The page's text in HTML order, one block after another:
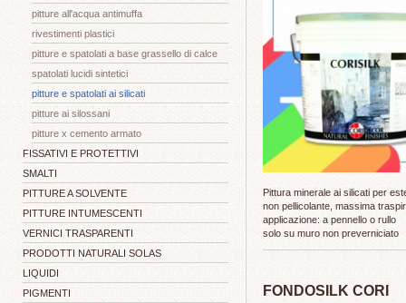
pitture all'acqua antimuffa
rivestimenti plastici
pitture e spatolati a base grassello di calce
spatolati lucidi sintetici
pitture e spatolati ai silicati
pitture ai silossani
pitture x cemento armato
FISSATIVI E PROTETTIVI
SMALTI
PITTURE A SOLVENTE
PITTURE INTUMESCENTI
VERNICI TRASPARENTI
PRODOTTI NATURALI SOLAS
LIQUIDI
PIGMENTI
Pittura minerale ai silicati per
non pellicolante, massima
applicazione: a pennello o rullo
solo su muro non preverniciato
FONDOSILK CORI